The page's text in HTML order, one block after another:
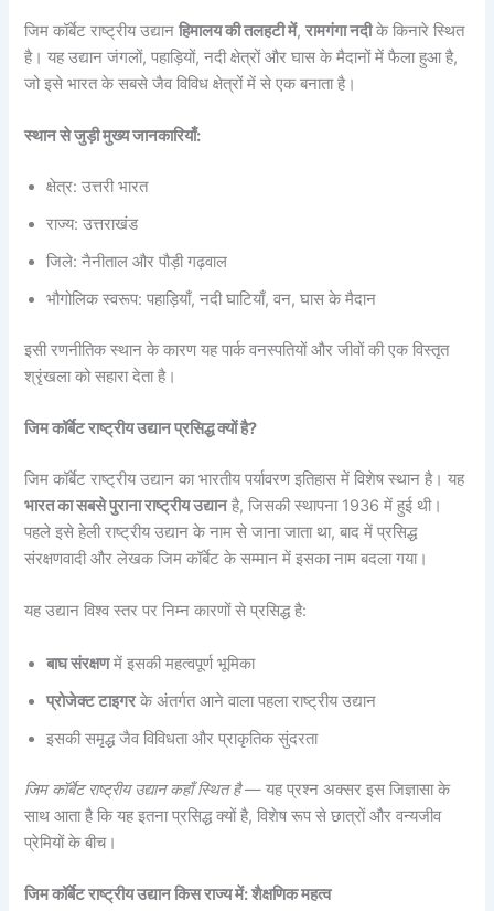
जिम कॉर्बेट राष्ट्रीय उद्यानहिमालय की तलहटी में,रामगंगा नदीके किनारे स्थित
है। यह उद्यान जंगलों, पहाड़ियों, नदी क्षेत्रों और घास के मैदानों में फैला हुआ है,
जो इसे भारत के सबसे जैव विविध क्षेत्रों में से एक बनाता है।
स्थान से जुड़ी मुख्य जानकारियाँ:
क्षेत्र: उत्तरी भारत
राज्य: उत्तराखंड
जिले: नैनीताल और पौड़ी गढ़वाल
भौगोलिक स्वरूप: पहाड़ियाँ, नदी घाटियाँ, वन, घास के मैदान
इसी रणनीतिक स्थान के कारण यह पार्क वनस्पतियों और जीवों की एक विस्तृत
श्रृंखला को सहारा देता है।
जिम कॉर्बेट राष्ट्रीय उद्यान प्रसिद्ध क्यों है?
जिम कॉर्बेट राष्ट्रीय उद्यान का भारतीय पर्यावरण इतिहास में विशेष स्थान है। यह
भारत का सबसे पुराना राष्ट्रीय उद्यानहै, जिसकी स्थापना 1936 में हुई थी।
पहले इसे हेली राष्ट्रीय उद्यान के नाम से जाना जाता था, बाद में प्रसिद्ध
संरक्षणवादी और लेखक जिम कॉर्बेट के सम्मान में इसका नाम बदला गया।
यह उद्यान विश्व स्तर पर निम्न कारणों से प्रसिद्ध है:
बाघ संरक्षणमें इसकी महत्वपूर्ण भूमिका
प्रोजेक्ट टाइगरके अंतर्गत आने वाला पहला राष्ट्रीय उद्यान
इसकी समृद्ध जैव विविधता और प्राकृतिक सुंदरता
जिम कॉर्बेट राष्ट्रीय उद्यान कहाँ स्थित है— यह प्रश्न अक्सर इस जिज्ञासा के
साथ आता है कि यह इतना प्रसिद्ध क्यों है, विशेष रूप से छात्रों और वन्यजीव
प्रेमियों के बीच।
जिम कॉर्बेट राष्ट्रीय उद्यान किस राज्य में: शैक्षणिक महत्व